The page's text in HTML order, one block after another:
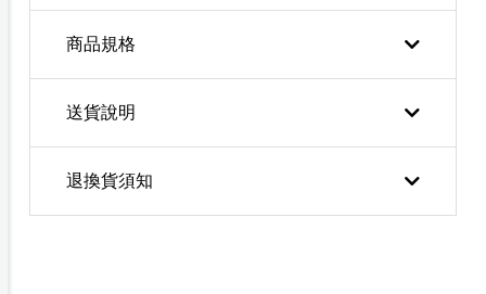
商品規格
送貨說明
退換貨須知